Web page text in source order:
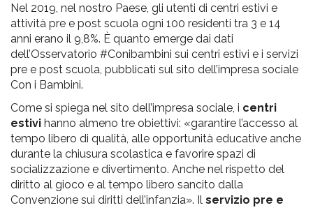
Nel 2019, nel nostro Paese, gli utenti di centri estivi e
attività pre e post scuola ogni 100 residenti tra 3 e 14
anni erano il 9,8%. È quanto emerge dai dati
dell’Osservatorio #Conibambini sui centri estivi e i servizi
pre e post scuola, pubblicati sul sito dell’impresa sociale
Con i Bambini.
Come si spiega nel sito dell’impresa sociale, i centri
estivi hanno almeno tre obiettivi: «garantire l’accesso al
tempo libero di qualità, alle opportunità educative anche
durante la chiusura scolastica e favorire spazi di
socializzazione e divertimento. Anche nel rispetto del
diritto al gioco e al tempo libero sancito dalla
Convenzione sui diritti dell’infanzia». Il servizio pre e